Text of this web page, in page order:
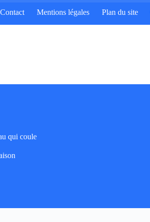
Contact Mentions légales Plan du site
qui coule